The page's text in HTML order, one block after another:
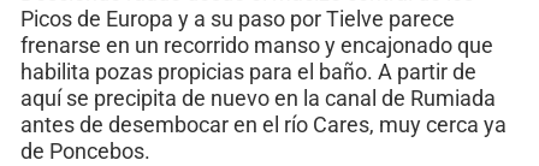
Picos de Europa y a su paso por Tielve parece
frenarse en un recorrido manso y encajonado que
habilita pozas propicias para el baño. A partir de
aquí se precipita de nuevo en la canal de Rumiada
antes de desembocar en el río Cares, muy cerca ya
de Poncebos.